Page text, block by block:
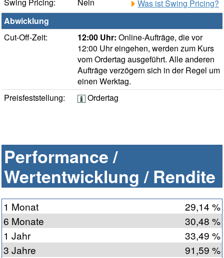
Swing Pricing: Nein
Was ist Swing Pricing?
Abwicklung
Cut-Off-Zeit:
12:00 Uhr: Online-Aufträge, die vor
12:00 Uhr eingehen, werden zum Kurs
vom Ordertag ausgeführt. Alle anderen
Aufträge verzögern sich in der Regel um
einen Werktag.
Preisfeststellung:
Ordertag
Performance /
Wertentwicklung / Rendite
1 Monat
29,14 %
6 Monate
30,48 %
1 Jahr
33,49 %
3 Jahre
91,59 %